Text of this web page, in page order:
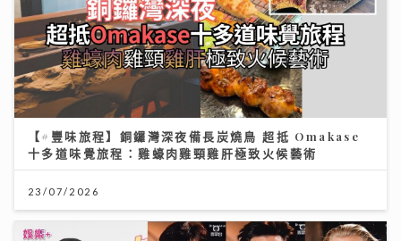
【#豐味旅程】銅鑼灣深夜備長炭燒鳥 超抵 Omakase
十多道味覺旅程：雞蠔肉雞頸雞肝極致火候藝術
23/07/2026